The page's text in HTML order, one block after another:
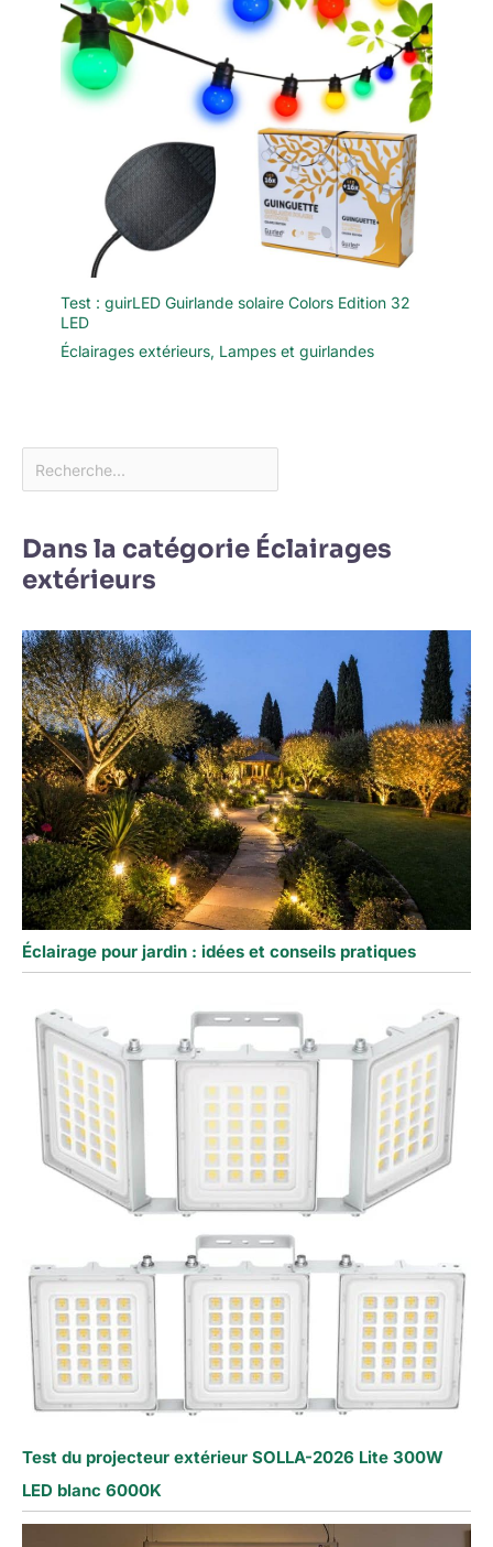
Test : guirLED Guirlande solaire Colors Edition 32
LED
Éclairages extérieurs, Lampes et guirlandes
Dans la catégorie Éclairages
extérieurs
Éclairage pour jardin : idées et conseils pratiques
Test du projecteur extérieur SOLLA-2026 Lite 300W
LED blanc 6000K